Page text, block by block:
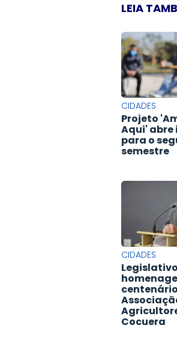
LEIA
CIDADES
Projeto
Aqui' abre
para o
semestre
CIDADES
Legislativo
Cocuera